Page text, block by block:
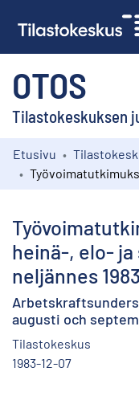
OTOS
Tilastokeskuksen
Kokoelmat
Etusivu
heinä-, elo- ja
neljännes 1983
augusti och
Tilastokeskus
1983-12-07